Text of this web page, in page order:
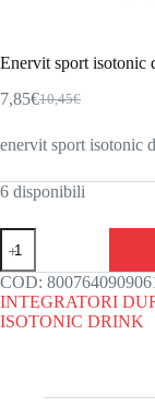
Enervit sport isotonic
10,45€
Il
originale
10,45€.
7,85€Il
attuale
7,85€.
enervit sport isotonic
6 disponibili
Enervit
sport
isotonic
drink
limone
420gr
COD:
INTEGRATORI
ISOTONIC DRINK